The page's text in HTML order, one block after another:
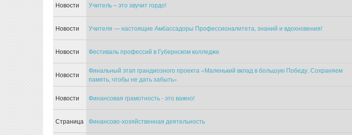
Новости Учитель – это звучит гордо!
Новости Учителя — настоящие Амбассадоры Профессионалитета, знаний и вдохновения!
Новости Фестиваль профессий в Губернском колледже
Новости
Финальный этап грандиозного проекта «Маленький вклад в большую Победу. Сохраняем
память, чтобы не дать забыть»
Новости Финансовая грамотность - это важно!
Страница Финансово-хозяйственная деятельность